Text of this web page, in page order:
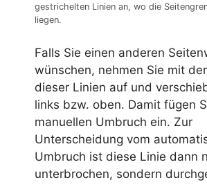
gestrichelten Linien an, wo die
liegen.
Falls Sie einen anderen
wünschen, nehmen Sie mit
dieser Linien auf und
links bzw. oben. Damit fügen
manuellen Umbruch ein. Zur
Unterscheidung vom
Umbruch ist diese Linie dann
unterbrochen, sondern